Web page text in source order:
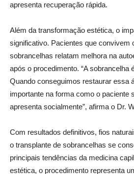
apresenta recuperação rápida.
Além da transformação estética, o
significativo. Pacientes que convivem
sobrancelhas relatam melhora na
após o procedimento. “A sobrancelha
Quando conseguimos restaurar essa
importante na forma como o paciente
apresenta socialmente”, afirma o Dr.
Com resultados definitivos, fios
o transplante de sobrancelhas se
principais tendências da medicina
estética, o procedimento representa